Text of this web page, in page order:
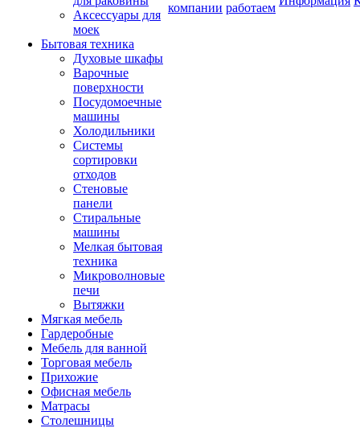
Аксессуары для
моек
Бытовая техника
Духовые шкафы
Варочные
поверхности
Посудомоечные
машины
Холодильники
Системы
сортировки
отходов
Стеновые
панели
Стиральные
машины
Мелкая бытовая
техника
Микроволновые
печи
Вытяжки
Мягкая мебель
Гардеробные
Мебель для ванной
Торговая мебель
Прихожие
Офисная мебель
Матрасы
Столешницы
компании работаем